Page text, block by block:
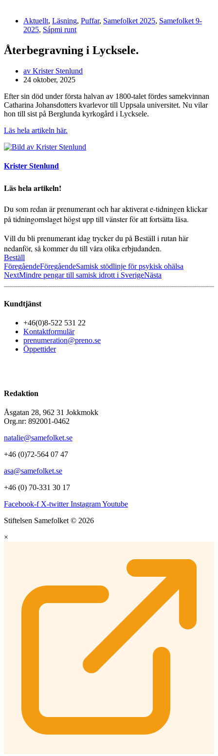
Aktuellt, Läsning, Puffar, Samefolket 2025, Samefolket 9-
2025, Sápmi runt
Återbegravning i Lycksele.
av Krister Stenlund
24 oktober, 2025
Efter sin död under första halvan av 1800-talet fördes samekvinnan
Catharina Johansdotters kvarlevor till Uppsala universitet. Nu vilar
hon till sist på Berglunda kyrkogård i Lycksele.
Läs hela artikeln här.
Krister Stenlund
Läs hela artikeln!
Du som redan är prenumerant och har aktiverat e-tidningen klickar
på tidningomslaget högst upp till vänster för att fortsätta läsa.
Vill du bli prenumerant idag trycker du på Beställ i rutan här
nedanför, så kommer du till våra olika erbjudanden.
Beställ
FöregåendeFöregåendeSamisk stödlinje för psykisk ohälsa
NextMindre pengar till samisk idrott i SverigeNästa
Kundtjänst
+46(0)8-522 531 22
Kontaktformulär
prenumeration@preno.se
Öppettider
Redaktion
Åsgatan 28, 962 31 Jokkmokk
Org.nr: 892001-0462
natalie@samefolket.se
+46 (0)72-564 07 47
asa@samefolket.se
+46 (0) 70-331 30 17
Facebook-f X-twitter InstagramYoutube
Stiftelsen Samefolket © 2026
×